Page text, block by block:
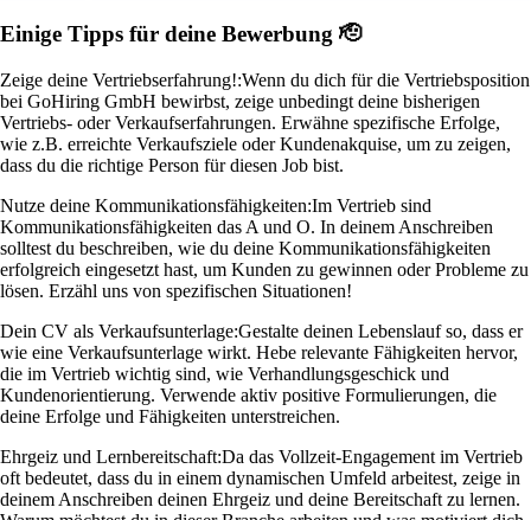
Einige Tipps für deine Bewerbung 🫡
Zeige deine Vertriebserfahrung!:Wenn du dich für die Vertriebsposition
bei GoHiring GmbH bewirbst, zeige unbedingt deine bisherigen
Vertriebs- oder Verkaufserfahrungen. Erwähne spezifische Erfolge,
wie z.B. erreichte Verkaufsziele oder Kundenakquise, um zu zeigen,
dass du die richtige Person für diesen Job bist.
Nutze deine Kommunikationsfähigkeiten:Im Vertrieb sind
Kommunikationsfähigkeiten das A und O. In deinem Anschreiben
solltest du beschreiben, wie du deine Kommunikationsfähigkeiten
erfolgreich eingesetzt hast, um Kunden zu gewinnen oder Probleme zu
lösen. Erzähl uns von spezifischen Situationen!
Dein CV als Verkaufsunterlage:Gestalte deinen Lebenslauf so, dass er
wie eine Verkaufsunterlage wirkt. Hebe relevante Fähigkeiten hervor,
die im Vertrieb wichtig sind, wie Verhandlungsgeschick und
Kundenorientierung. Verwende aktiv positive Formulierungen, die
deine Erfolge und Fähigkeiten unterstreichen.
Ehrgeiz und Lernbereitschaft:Da das Vollzeit-Engagement im Vertrieb
oft bedeutet, dass du in einem dynamischen Umfeld arbeitest, zeige in
deinem Anschreiben deinen Ehrgeiz und deine Bereitschaft zu lernen.